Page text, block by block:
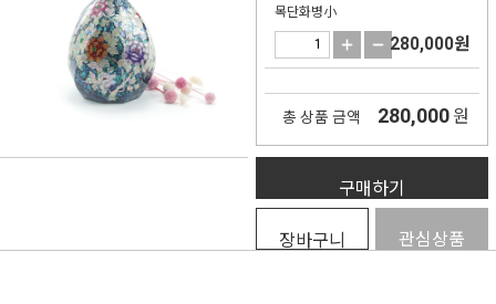
목단화병小
280,000원
총 상품 금액 280,000 원
구매하기
장바구니 관심상품